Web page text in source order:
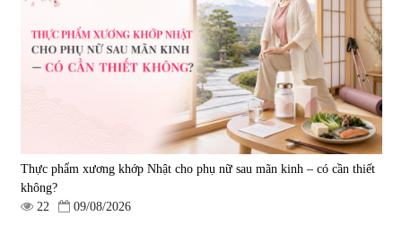
690.000 đ
| 14.560
1.600.000 đ
Viên uống hỗ trợ giấc ngủ Fujina
Thực phẩm xương khớp Nhật cho phụ nữ sau mãn kinh – có cần thiết
không?
22
09/08/2026